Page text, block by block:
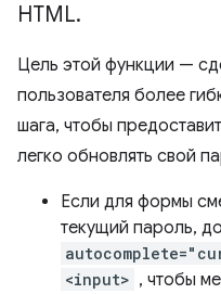
HTML.
Цель этой функции —
пользователя более
шага, чтобы
легко обновлять свой
Если для формы
текущий пароль,
<input> , чтобы